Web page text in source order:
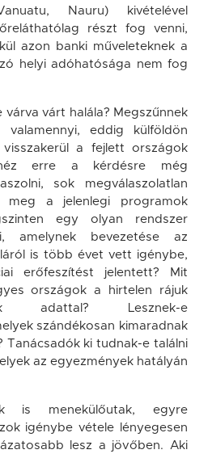
Nauru) kivételével
részt fog venni,
azon banki műveleteknek a
helyi adóhatósága nem fog
várt halála? Megszűnnek
eddig külföldön
a fejlett országok
erre a kérdésre még
sok megválaszolatlan
meg a jelenlegi programok
egy olyan rendszer
amelynek bevezetése az
is több évet vett igénybe,
erőfeszítést jelentett? Mit
országok a hirtelen rájuk
adattal? Lesznek-e
szándékosan kimaradnak
Tanácsadók ki tudnak-e találni
az egyezmények hatályán
is menekülőutak, egyre
igénybe vétele lényegesen
lesz a jövőben. Aki